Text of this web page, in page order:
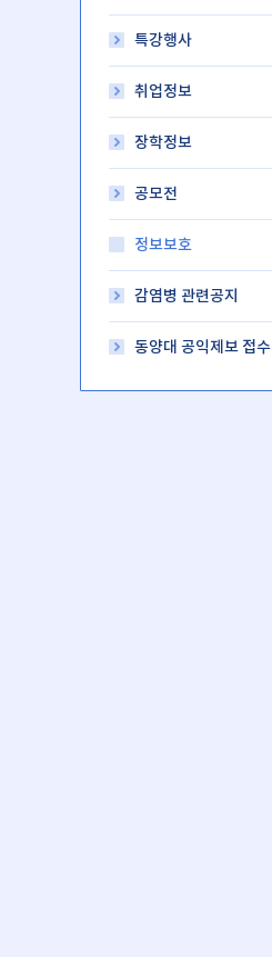
특강행사
취업정보
장학정보
공모전
정보보호
감염병 관련공지
동양대 공익제보 접수